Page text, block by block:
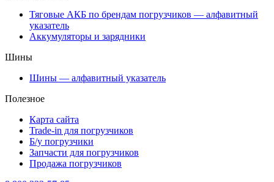
Тяговые АКБ по брендам погрузчиков — алфавитный
указатель
Аккумуляторы и зарядники
Шины
Шины — алфавитный указатель
Полезное
Карта сайта
Trade-in для погрузчиков
Б/у погрузчики
Запчасти для погрузчиков
Продажа погрузчиков